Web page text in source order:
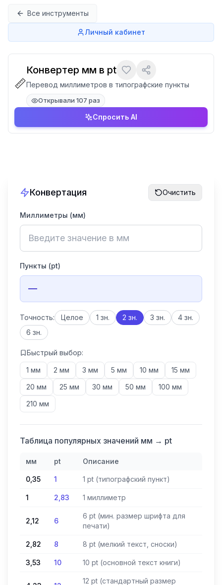
Все инструменты
Личный кабинет
📏
Конвертер мм в pt
Перевод миллиметров в типографские пункты
Открывали 107 раз
Спросить AI
Конвертация Очистить
Миллиметры (мм)
Пункты (pt)
—
Точность: Целое 1 зн. 2 зн. 3 зн.
4 зн.
6 зн.
Быстрый выбор:
1 мм 2 мм 3 мм 5 мм 10 мм
15 мм
20 мм
25 мм 30 мм 50 мм
100 мм
210 мм
Таблица популярных значений мм → pt
мм pt Описание
0,35 1 1 pt (типографский пункт)
1 2,83 1 миллиметр
2,12 6
6 pt (мин. размер шрифта для
печати)
2,82 8 8 pt (мелкий текст, сноски)
3,53 10 10 pt (основной текст книги)
12 pt (стандартный размер